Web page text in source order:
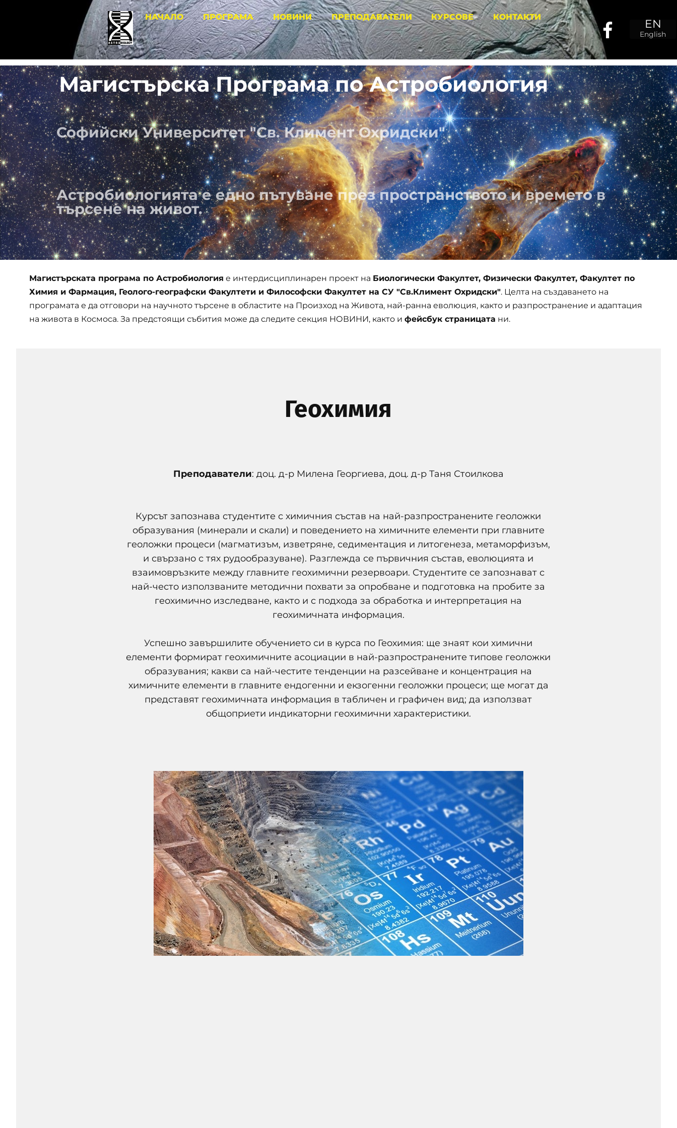
НАЧАЛО ПРОГРАМА НОВИНИ ПРЕПОДАВАТЕЛИ КУРСОВЕ КОНТАКТИ
EN
English
Магистърска Програма по Астробиология
Софийски Университет "Св. Климент Охридски"
Астробиологията е едно пътуване през пространството и времето в
търсене на живот.
Магистърската програма по Астробиология е интердисциплинарен проект на Биологически Факултет, Физически Факултет, Факултет по
Химия и Фармация, Геолого-географски Факултети и Философски Факултет на СУ "Св.Климент Охридски". Целта на създаването на
програмата е да отговори на научното търсене в областите на Произход на Живота, най-ранна еволюция, както и разпространение и адаптация
на живота в Космоса. За предстоящи събития може да следите секция НОВИНИ, както и фейсбук страницата ни.
Геохимия
Преподаватели: доц. д-р Милена Георгиева, доц. д-р Таня Стоилкова
Курсът запознава студентите с химичния състав на най-разпространените геоложки
образувания (минерали и скали) и поведението на химичните елементи при главните
геоложки процеси (магматизъм, изветряне, седиментация и литогенеза, метаморфизъм,
и свързано с тях рудообразуване). Разглежда се първичния състав, еволюцията и
взаимовръзките между главните геохимични резервоари. Студентите се запознават с
най-често използваните методични похвати за опробване и подготовка на пробите за
геохимично изследване, както и с подхода за обработка и интерпретация на
геохимичната информация.
Успешно завършилите обучението си в курса по Геохимия: ще знаят кои химични
елементи формират геохимичните асоциации в най-разпространените типове геоложки
образувания; какви са най-честите тенденции на разсейване и концентрация на
химичните елементи в главните ендогенни и екзогенни геоложки процеси; ще могат да
представят геохимичната информация в табличен и графичен вид; да използват
общоприети индикаторни геохимични характеристики.